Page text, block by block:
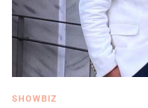
SHOWBIZ